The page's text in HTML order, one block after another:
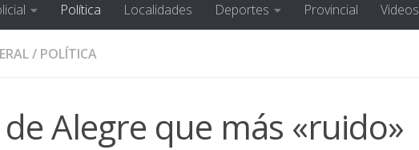
Política Localidades Deportes Provincial Videos
/ POLÍTICA
Alegre que más «ruido»